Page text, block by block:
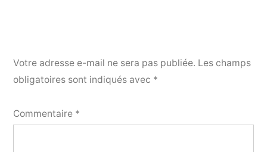
Votre adresse e-mail ne sera pas publiée. Les champs
obligatoires sont indiqués avec *
Commentaire *